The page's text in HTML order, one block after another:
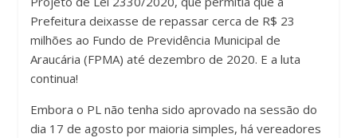
Prefeitura deixasse de repassar cerca de R$ 23
milhões ao Fundo de Previdência Municipal de
Araucária (FPMA) até dezembro de 2020. E a luta
continua!
Embora o PL não tenha sido aprovado na sessão do
dia 17 de agosto por maioria simples, há vereadores